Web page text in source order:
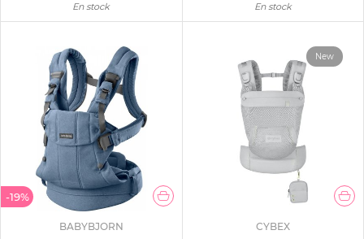
En stock En stock
-19%
BABYBJORN
New
CYBEX